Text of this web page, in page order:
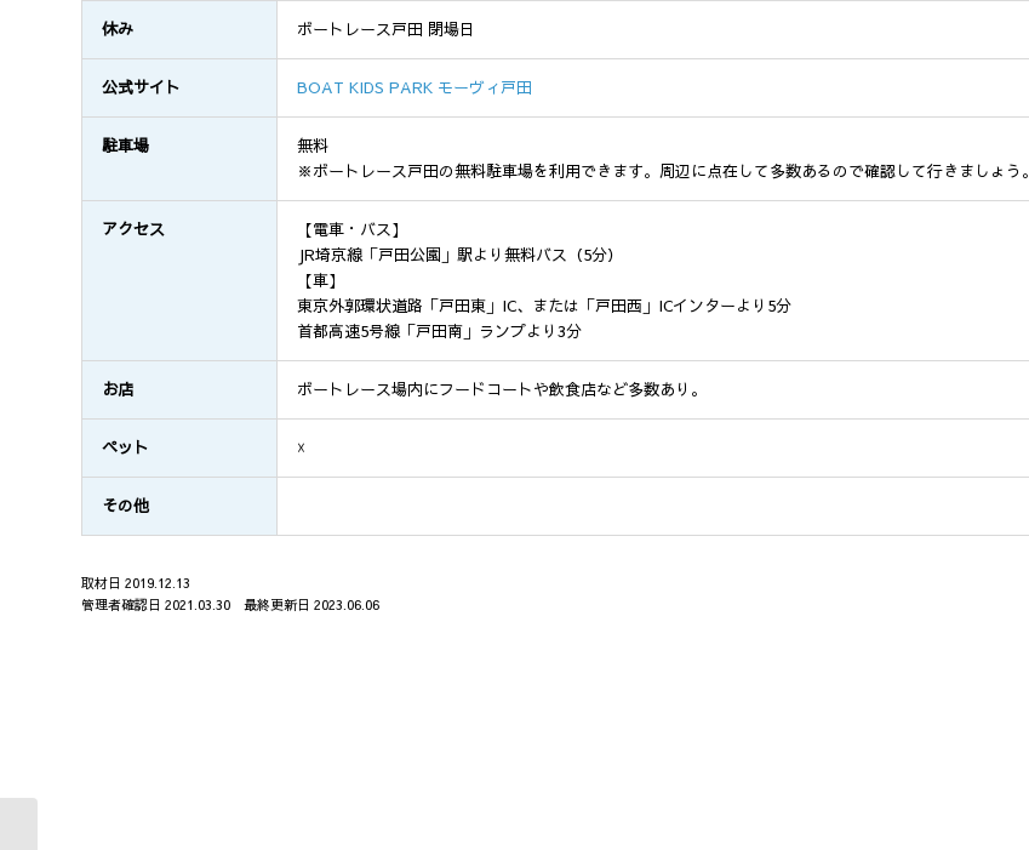
休み ボートレース戸田 閉場日
公式サイト BOAT KIDS PARK モーヴィ戸田
駐車場
無料
※ボートレース戸田の無料駐車場を利用できます。周辺に点在して多数あるので確認して行きましょう。
アクセス
【電車・バス】
JR埼京線「戸田公園」駅より無料バス（5分）
【車】
東京外郭環状道路「戸田東」IC、または「戸田西」ICインターより5分
首都高速5号線「戸田南」ランプより3分
お店 ボートレース場内にフードコートや飲食店など多数あり。
ペット ☓
その他
取材日 2019.12.13
管理者確認日 2021.03.30 最終更新日 2023.06.06